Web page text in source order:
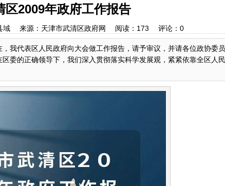
区2009年政府工作报告
域 来源：天津市武清区政府网 阅读： 173 评论： 0
我代表区人民政府向大会做工作报告，请予审议，并请各位政协委员
委的正确领导下，我们深入贯彻落实科学发展观，紧紧依靠全区人